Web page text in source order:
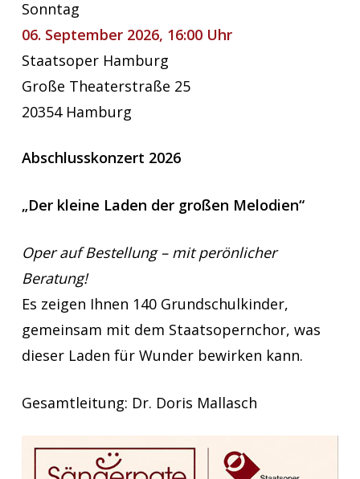
Sonntag
06. September 2026, 16:00 Uhr
Staatsoper Hamburg
Große Theaterstraße 25
20354 Hamburg
Abschlusskonzert 2026
„Der kleine Laden der großen Melodien“
Oper auf Bestellung – mit perönlicher
Beratung!
Es zeigen Ihnen 140 Grundschulkinder,
gemeinsam mit dem Staatsopernchor, was
dieser Laden für Wunder bewirken kann.
Gesamtleitung: Dr. Doris Mallasch